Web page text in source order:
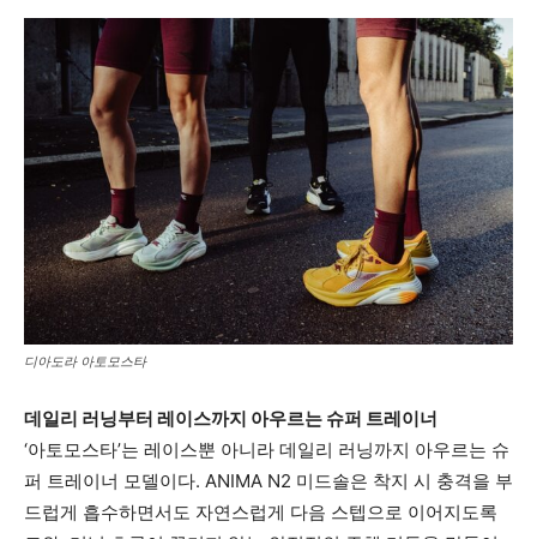
디아도라 아토모스타
데일리 러닝부터 레이스까지 아우르는 슈퍼 트레이너
‘아토모스타’는 레이스뿐 아니라 데일리 러닝까지 아우르는 슈
퍼 트레이너 모델이다. ANIMA N2 미드솔은 착지 시 충격을 부
드럽게 흡수하면서도 자연스럽게 다음 스텝으로 이어지도록